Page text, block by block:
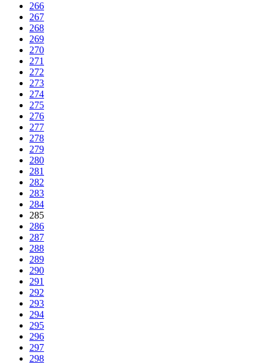
266
267
268
269
270
271
272
273
274
275
276
277
278
279
280
281
282
283
284
285
286
287
288
289
290
291
292
293
294
295
296
297
298